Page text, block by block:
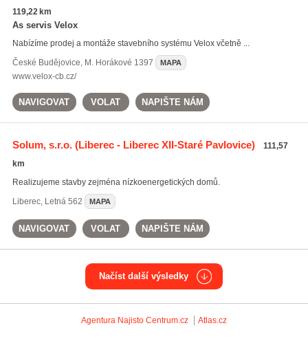
119,22 km
As servis Velox
Nabízíme prodej a montáže stavebního systému Velox včetně ...
České Budějovice, M. Horákové 1397 MAPA
www.velox-cb.cz/
NAVIGOVAT VOLAT NAPIŠTE NÁM
Solum, s.r.o.(Liberec - Liberec XII-Staré Pavlovice)
111,57
km
Realizujeme stavby zejména nízkoenergetických domů.
Liberec, Letná 562 MAPA
NAVIGOVAT VOLAT NAPIŠTE NÁM
Načíst další výsledky
Agentura Najisto Centrum.cz Atlas.cz